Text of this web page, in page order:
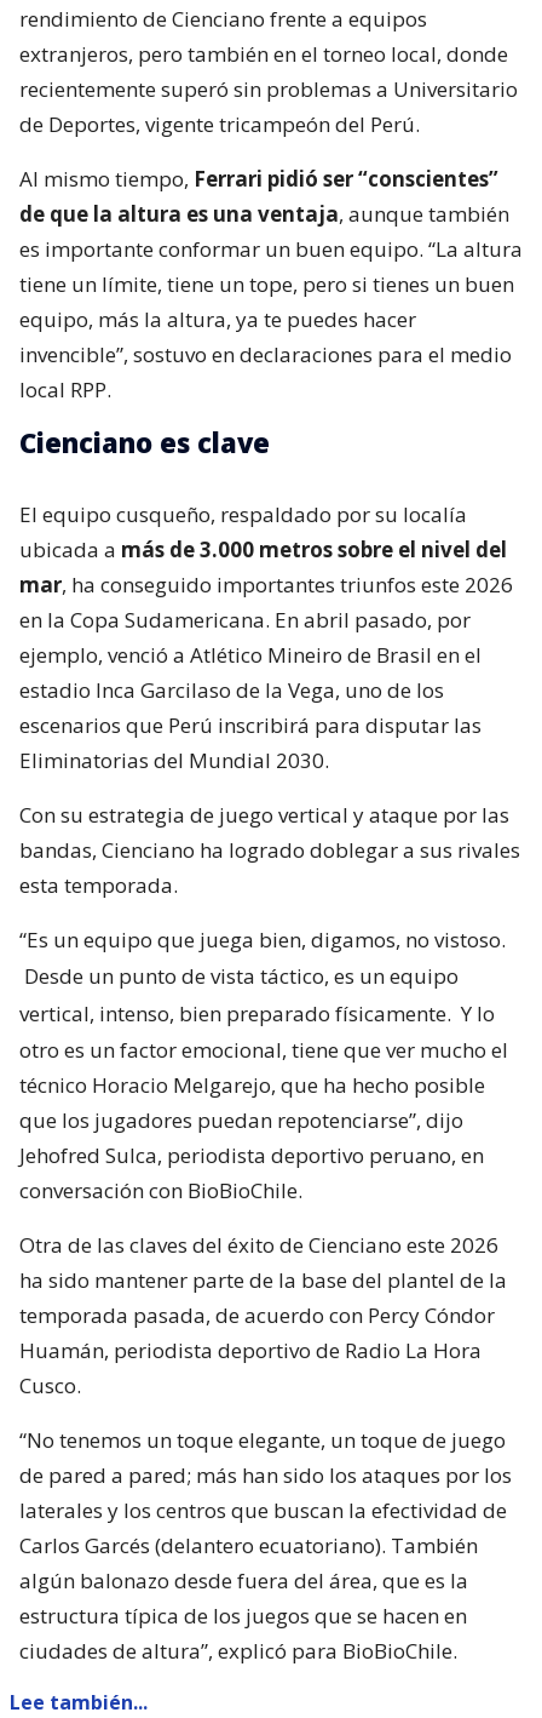
rendimiento de Cienciano frente a equipos
extranjeros, pero también en el torneo local, donde
recientemente superó sin problemas a Universitario
de Deportes, vigente tricampeón del Perú.
Al mismo tiempo, Ferrari pidió ser “conscientes”
de que la altura es una ventaja, aunque también
es importante conformar un buen equipo. “La altura
tiene un límite, tiene un tope, pero si tienes un buen
equipo, más la altura, ya te puedes hacer
invencible”, sostuvo en declaraciones para el medio
local RPP.
Cienciano es clave
El equipo cusqueño, respaldado por su localía
ubicada a más de 3.000 metros sobre el nivel del
mar, ha conseguido importantes triunfos este 2026
en la Copa Sudamericana. En abril pasado, por
ejemplo, venció a Atlético Mineiro de Brasil en el
estadio Inca Garcilaso de la Vega, uno de los
escenarios que Perú inscribirá para disputar las
Eliminatorias del Mundial 2030.
Con su estrategia de juego vertical y ataque por las
bandas, Cienciano ha logrado doblegar a sus rivales
esta temporada.
“Es un equipo que juega bien, digamos, no vistoso.
Desde un punto de vista táctico, es un equipo
vertical, intenso, bien preparado físicamente. Y lo
otro es un factor emocional, tiene que ver mucho el
técnico Horacio Melgarejo, que ha hecho posible
que los jugadores puedan repotenciarse”, dijo
Jehofred Sulca, periodista deportivo peruano, en
conversación con BioBioChile.
Otra de las claves del éxito de Cienciano este 2026
ha sido mantener parte de la base del plantel de la
temporada pasada, de acuerdo con Percy Cóndor
Huamán, periodista deportivo de Radio La Hora
Cusco.
“No tenemos un toque elegante, un toque de juego
de pared a pared; más han sido los ataques por los
laterales y los centros que buscan la efectividad de
Carlos Garcés (delantero ecuatoriano). También
algún balonazo desde fuera del área, que es la
estructura típica de los juegos que se hacen en
ciudades de altura”, explicó para BioBioChile.
Lee también...